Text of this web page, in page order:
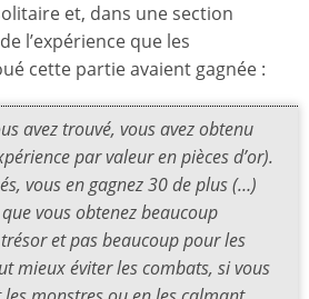
et, dans une section
l’expérience que les
cette partie avaient gagnée :
avez trouvé, vous avez obtenu
par valeur en pièces d’or).
vous en gagnez 30 de plus (…)
vous obtenez beaucoup
et pas beaucoup pour les
mieux éviter les combats, si vous